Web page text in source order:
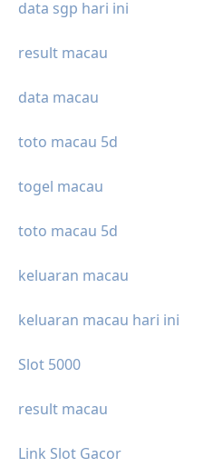
data sgp hari ini
result macau
data macau
toto macau 5d
togel macau
toto macau 5d
keluaran macau
keluaran macau hari ini
Slot 5000
result macau
Link Slot Gacor